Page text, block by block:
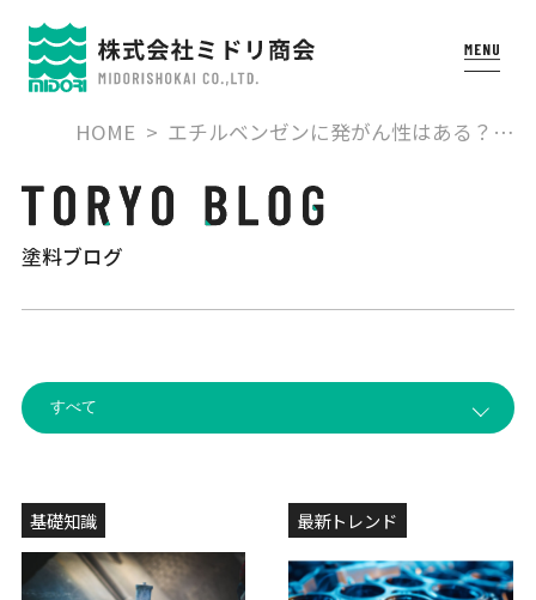
HOME エチルベンゼンに発がん性はある？…
塗料ブログ
基礎知識 最新トレンド